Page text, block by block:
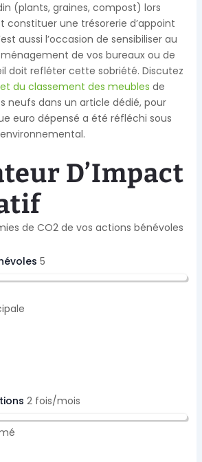
(plants, graines, compost) lors
constituer une trésorerie d’appoint
aussi l’occasion de sensibiliser au
de vos bureaux ou de
doit refléter cette sobriété. Discutez
du classement des meubles de
neufs dans un article dédié, pour
euro dépensé a été réfléchi sous
D’Impact
de CO2 de vos actions bénévoles
5
2fois/mois